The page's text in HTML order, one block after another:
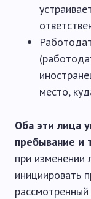
место,
Оба эти лица
пребывание и
при изменении
инициировать